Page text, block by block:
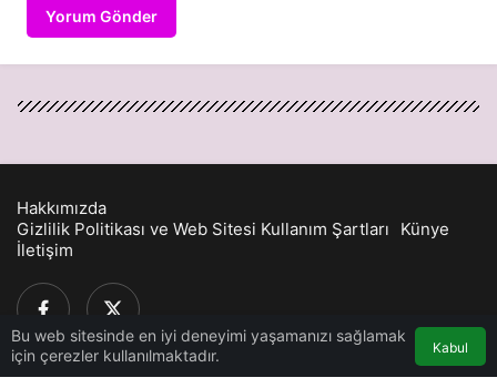
Yorum Gönder
Bu web sitesinde en iyi deneyimi yaşamanızı sağlamak
için çerezler kullanılmaktadır.
Kabul
Hakkımızda
Gizlilik Politikası ve Web Sitesi Kullanım Şartları
Künye
İletişim